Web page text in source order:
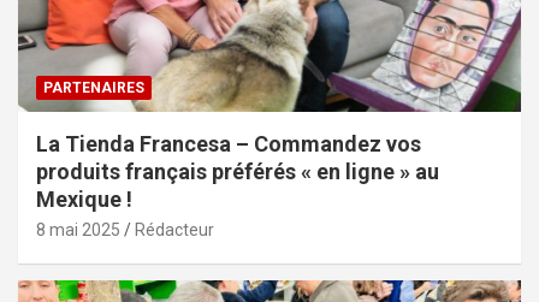
PARTENAIRES
La Tienda Francesa – Commandez vos
produits français préférés « en ligne » au
Mexique !
8 mai 2025 Rédacteur